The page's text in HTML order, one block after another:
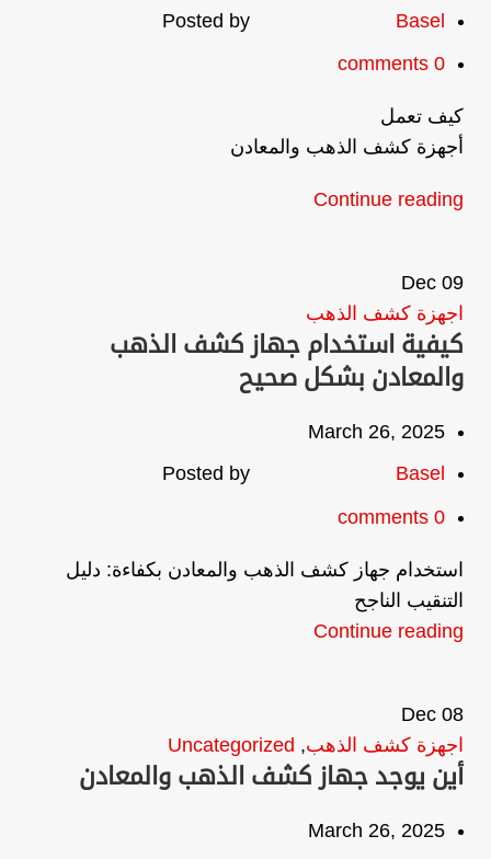
Posted by
Basel
0
comments
كيف تعمل
أجهزة كشف الذهب والمعادن
Continue reading
09
Dec
اجهزة كشف الذهب
كيفية استخدام جهاز كشف الذهب
والمعادن بشكل صحيح
March 26, 2025
Posted by
Basel
0
comments
استخدام جهاز كشف الذهب والمعادن بكفاءة: دليل
التنقيب الناجح
Continue reading
08
Dec
اجهزة كشف الذهب,
Uncategorized
أين يوجد جهاز كشف الذهب والمعادن
March 26, 2025